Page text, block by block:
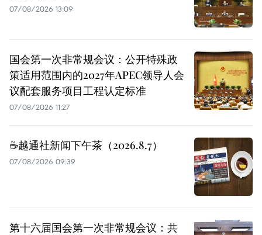
07/08/2026 13:09
国会第一次非常规会议：公开特殊政
策适用范围内的2027年APEC领导人会
议配套服务项目工程认定标准
07/08/2026 11:27
☕️越通社新闻下午茶（2026.8.7）
07/08/2026 09:39
第十六届国会第一次非常规会议：共